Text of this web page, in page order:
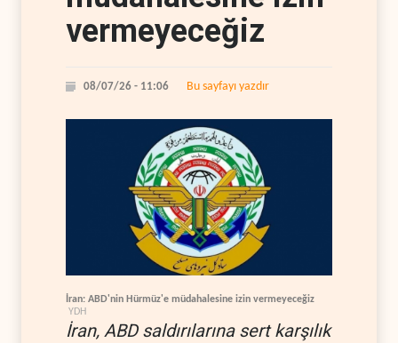
vermeyeceğiz
08/07/26 - 11:06 Bu sayfayı yazdır
İran: ABD'nin Hürmüz'e müdahalesine izin vermeyeceğiz
YDH
İran, ABD saldırılarına sert karşılık